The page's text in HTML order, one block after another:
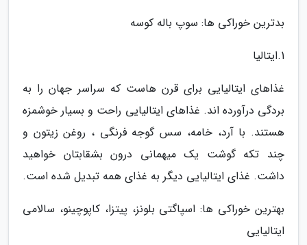
بدترین خوراکی ها: سوپ باله کوسه
1.ایتالیا
غذاهای ایتالیایی برای قرن هاست که سراسر جهان را به
بردگی درآورده اند. غذاهای ایتالیایی راحت و بسیار خوشمزه
هستند. با آرد، خامه، سس گوجه فرنگی ، روغن زیتون و
چند تکه گوشت یک میهمانی درون بشقابتان خواهید
داشت. غذای ایتالیایی دیگر به غذای همه تبدیل شده است.
بهترین خوراکی ها: اسپاگتی بلونز، پیتزا، کاپوچینو، سالامی
ایتالیایی